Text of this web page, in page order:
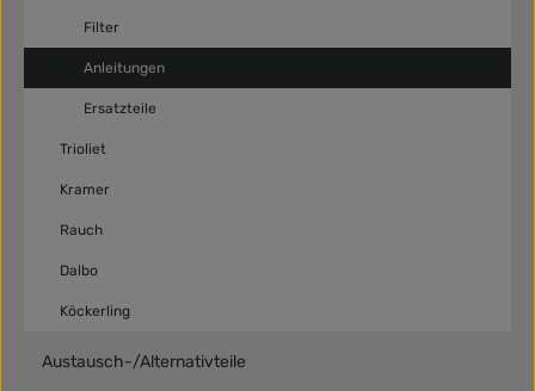
Filter
Anleitungen
Ersatzteile
Trioliet
Kramer
Rauch
Dalbo
Köckerling
Austausch-/Alternativteile